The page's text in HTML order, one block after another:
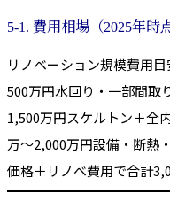
5-1. 費用相場（2025年時
リノベーション規模費用
500万円水回り・一部間取
1,500万円スケルトン＋全
万〜2,000万円設備・断熱
価格＋リノベ費用で合計